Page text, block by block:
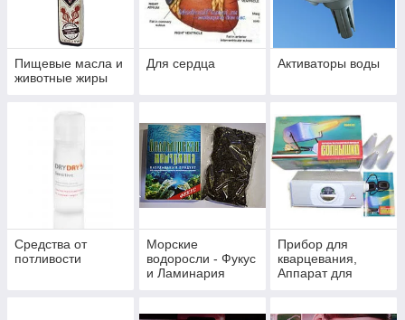
Пищевые масла и
животные жиры
Для сердца Активаторы воды
Средства от
потливости
Морские
водоросли - Фукус
и Ламинария
Прибор для
кварцевания,
Аппарат для